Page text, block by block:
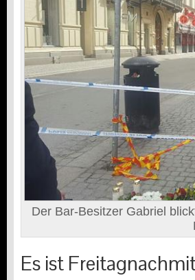
Der Bar-Besitzer Gabriel
Es ist